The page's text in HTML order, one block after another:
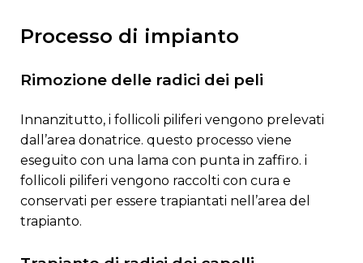
processo di impianto
rimozione delle radici dei peli
innanzitutto, i follicoli piliferi vengono prelevati
dall’area donatrice. questo processo viene
eseguito con una lama con punta in zaffiro. i
follicoli piliferi vengono raccolti con cura e
conservati per essere trapiantati nell’area del
trapianto.